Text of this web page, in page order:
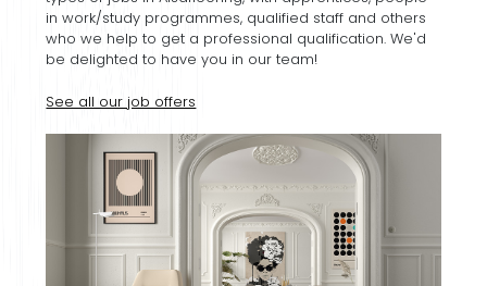
in work/study programmes, qualified staff and others
who we help to get a professional qualification. We'd
be delighted to have you in our team!
See all our job offers